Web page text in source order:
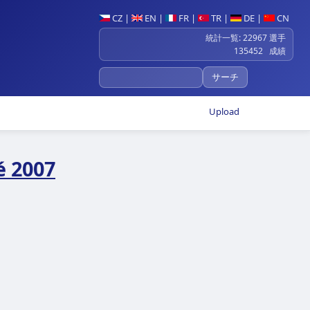
CZ | EN | FR | TR | DE | CN
統計一覧: 22967 選手
135452 成績
Upload
2007